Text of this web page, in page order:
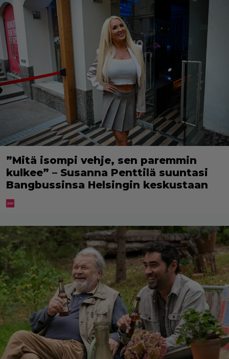
”Mitä isompi vehje, sen paremmin
kulkee” – Susanna Penttilä suuntasi
Bangbussinsa Helsingin keskustaan